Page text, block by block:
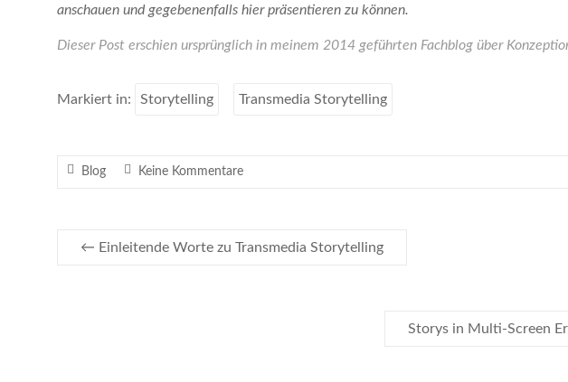
anschauen und gegebenenfalls hier präsentieren zu können.
Dieser Post erschien ursprünglich in meinem 2014 geführten Fachblog über
Markiert in: Storytelling Transmedia Storytelling
Blog Keine Kommentare
← Einleitende Worte zu Transmedia Storytelling
Storys in Multi-Screen